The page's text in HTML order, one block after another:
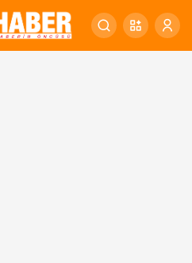
0